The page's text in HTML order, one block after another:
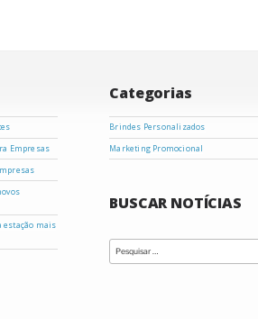
Empresas
estação mais
Categorias
Brindes Personalizados
Marketing Promocional
BUSCAR NOTÍCIAS
por: